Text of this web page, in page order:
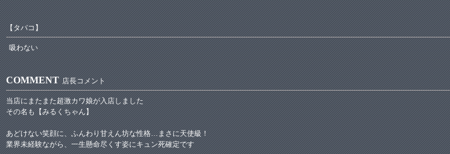
【タバコ】
吸わない
COMMENT 店長コメント
当店にまたまた超激カワ娘が入店しました
その名も【みるくちゃん】
あどけない笑顔に、ふんわり甘えん坊な性格…まさに天使級！
業界未経験ながら、一生懸命尽くす姿にキュン死確定です